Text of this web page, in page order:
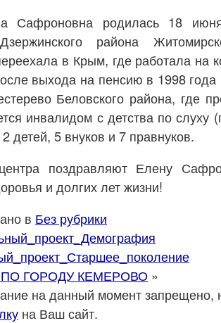
Сафроновна родилась 18
района
в Крым, где работала на
выхода на пенсию в 1998
Беловского района, где
инвалидом с детства по слуху
детей, 5 внуков и 7 правнуков.
поздравляют Елену
и долгих лет жизни!
в Без рубрики
ГОРОДУ КЕМЕРОВО »
на данный момент запрещено,
на Ваш сайт.